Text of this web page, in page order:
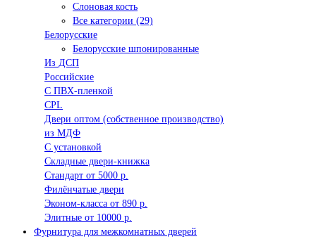
Слоновая кость
Все категории (29)
Белорусские
Белорусские шпонированные
Из ДСП
Российские
C ПВХ-пленкой
CPL
Двери оптом (собственное производство)
из МДФ
С установкой
Складные двери-книжка
Стандарт от 5000 р.
Филёнчатые двери
Эконом-класса от 890 р.
Элитные от 10000 р.
Фурнитура для межкомнатных дверей